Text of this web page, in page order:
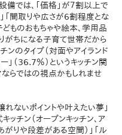
備では、「価格」が７割以上で
「間取りや広さが6割程度とな
どものおもちゃや絵本、学用品
がちになる子育て世帯だから
ンのタイプ（対面やアイランド
」（36.7％）というキッチン関
らではの視点かもしれませ
れないポイントや叶えたい夢」
チン（オープンキッチン、ア
がりや段差がある空間）」「ル